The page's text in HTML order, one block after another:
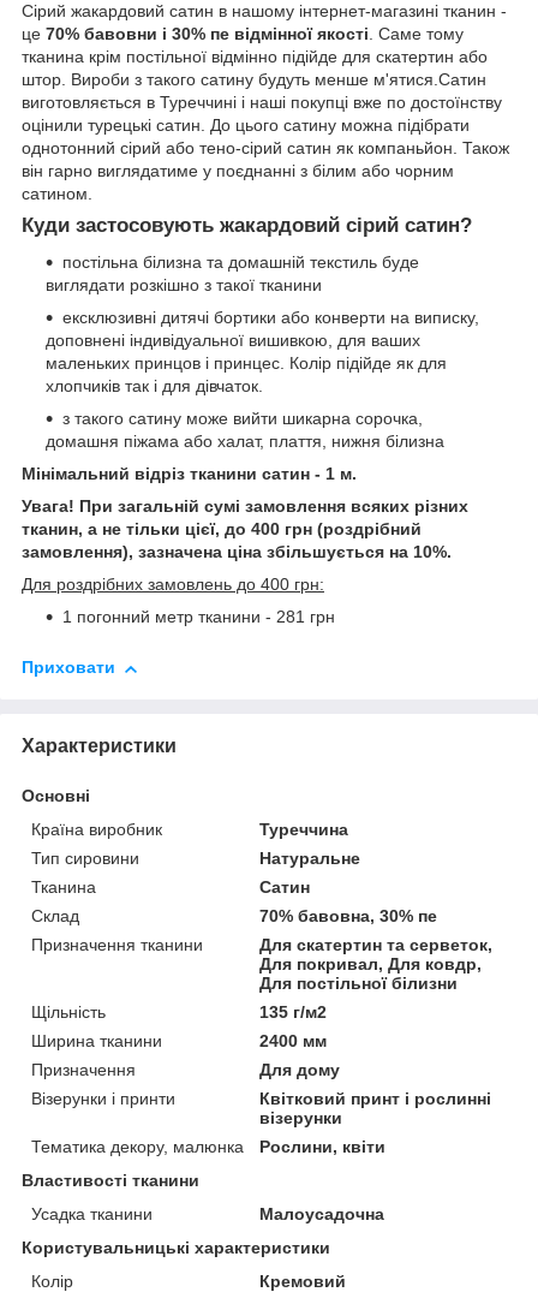
Сірий жакардовий сатин в нашому інтернет-магазині тканин -
це 70% бавовни і 30% пе відмінної якості. Саме тому
тканина крім постільної відмінно підійде для скатертин або
штор. Вироби з такого сатину будуть менше м'ятися.Сатин
виготовляється в Туреччині і наші покупці вже по достоїнству
оцінили турецькі сатин. До цього сатину можна підібрати
однотонний сірий або тено-сірий сатин як компаньйон. Також
він гарно виглядатиме у поєднанні з білим або чорним
сатином.
Куди застосовують жакардовий сірий сатин?
постільна білизна та домашній текстиль буде
виглядати розкішно з такої тканини
ексклюзивні дитячі бортики або конверти на виписку,
доповнені індивідуальної вишивкою, для ваших
маленьких принцов і принцес. Колір підійде як для
хлопчиків так і для дівчаток.
з такого сатину може вийти шикарна сорочка,
домашня піжама або халат, плаття, нижня білизна
Мінімальний відріз тканини сатин - 1 м.
Увага! При загальній сумі замовлення всяких різних
тканин, а не тільки цієї, до 400 грн (роздрібний
замовлення), зазначена ціна збільшується на 10%.
Для роздрібних замовлень до 400 грн:
1 погонний метр тканини - 281 грн
Приховати
Характеристики
Основні
Країна виробник
Туреччина
Тип сировини
Натуральне
Тканина
Сатин
Склад
70% бавовна, 30% пе
Призначення тканини
Для скатертин та серветок,
Для покривал, Для ковдр,
Для постільної білизни
Щільність
135 г/м2
Ширина тканини
2400 мм
Призначення
Для дому
Візерунки і принти
Квітковий принт і рослинні
візерунки
Тематика декору, малюнка
Рослини, квіти
Властивості тканини
Усадка тканини
Малоусадочна
Користувальницькі характеристики
Колір
Кремовий